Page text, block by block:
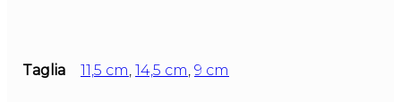
Taglia 11,5 cm, 14,5 cm, 9 cm